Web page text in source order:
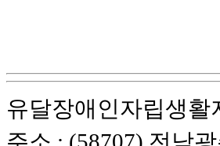
유달장애인자립생활